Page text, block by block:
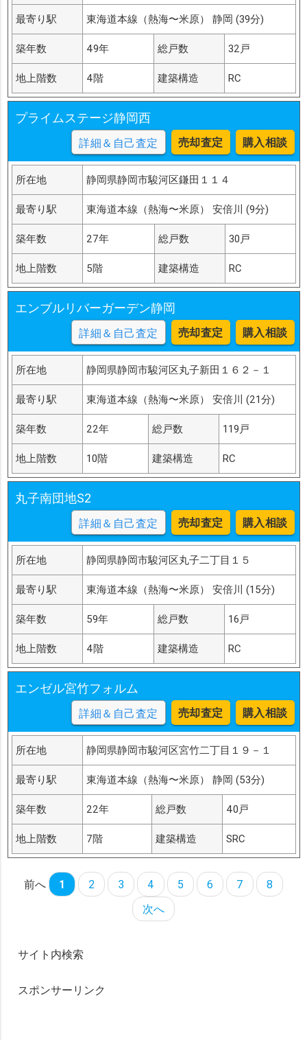
最寄り駅 東海道本線（熱海〜米原） 静岡 (39分)
築年数 49年 総戸数 32戸
地上階数 4階 建築構造 RC
プライムステージ静岡西
詳細＆自己査定 売却査定 購入相談
所在地 静岡県静岡市駿河区鎌田１１４
最寄り駅 東海道本線（熱海〜米原） 安倍川 (9分)
築年数 27年 総戸数 30戸
地上階数 5階 建築構造 RC
エンブルリバーガーデン静岡
詳細＆自己査定 売却査定 購入相談
所在地 静岡県静岡市駿河区丸子新田１６２－１
最寄り駅 東海道本線（熱海〜米原） 安倍川 (21分)
築年数 22年 総戸数 119戸
地上階数 10階 建築構造 RC
丸子南団地S2
詳細＆自己査定 売却査定 購入相談
所在地 静岡県静岡市駿河区丸子二丁目１５
最寄り駅 東海道本線（熱海〜米原） 安倍川 (15分)
築年数 59年 総戸数 16戸
地上階数 4階 建築構造 RC
エンゼル宮竹フォルム
詳細＆自己査定 売却査定 購入相談
所在地 静岡県静岡市駿河区宮竹二丁目１９－１
最寄り駅 東海道本線（熱海〜米原） 静岡 (53分)
築年数 22年 総戸数 40戸
地上階数 7階 建築構造 SRC
前へ 1 2 3 4 5 6 7
8
次へ
サイト内検索
スポンサーリンク